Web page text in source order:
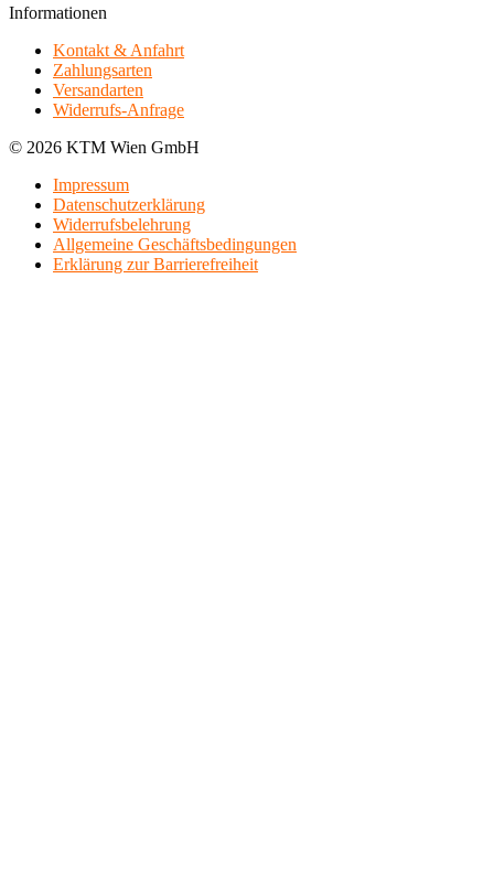
Informationen
Kontakt & Anfahrt
Zahlungsarten
Versandarten
Widerrufs-Anfrage
© 2026 KTM Wien GmbH
Impressum
Datenschutzerklärung
Widerrufsbelehrung
Allgemeine Geschäftsbedingungen
Erklärung zur Barrierefreiheit